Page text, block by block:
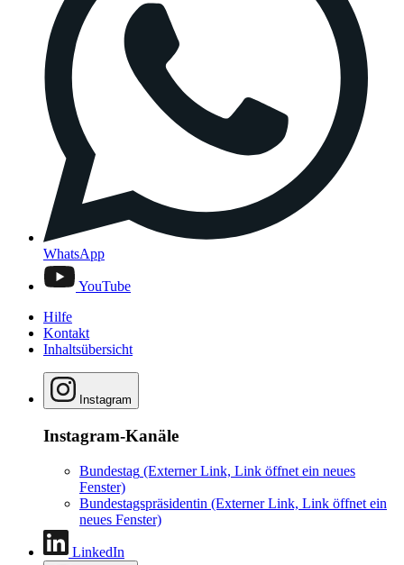
WhatsApp
YouTube
Hilfe
Kontakt
Inhaltsübersicht
Instagram
Instagram-Kanäle
Bundestag (Externer Link, Link öffnet ein neues
Fenster)
Bundestagspräsidentin (Externer Link, Link öffnet ein
neues Fenster)
LinkedIn